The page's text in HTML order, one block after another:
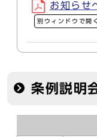
お知ら
別ウィンドウで開く
条例説明